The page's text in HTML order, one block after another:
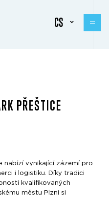
CS
PŘEŠTICE
nabízí vynikající zázemí pro
i logistiku. Díky tradici
kvalifikovaných
městu Plzni si